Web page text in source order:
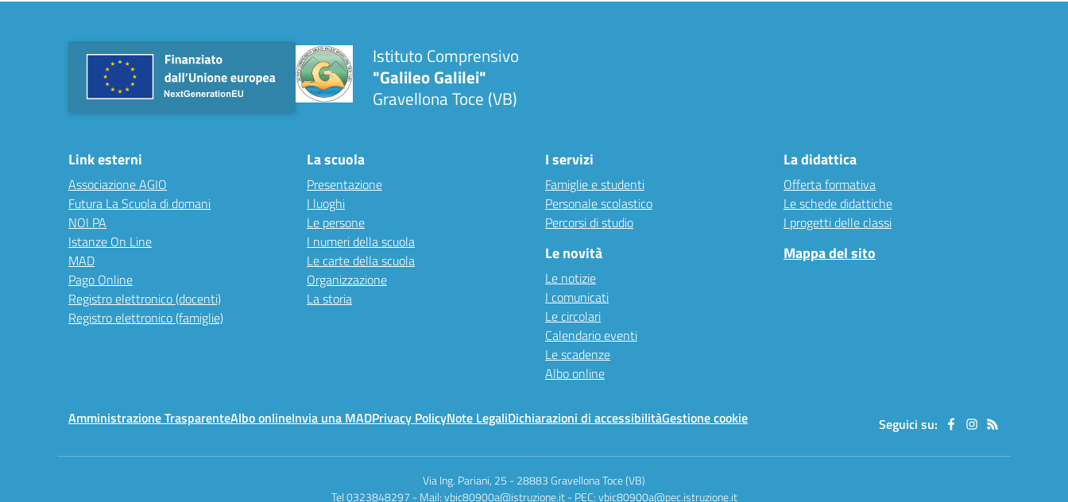
Istituto Comprensivo
"Galileo Galilei"
Gravellona Toce (VB)
Link esterni
Associazione AGIO
Futura La Scuola di domani
NOI PA
Istanze On Line
MAD
Pago Online
Registro elettronico (docenti)
Registro elettronico (famiglie)
La scuola
Presentazione
I luoghi
Le persone
I numeri della scuola
Le carte della scuola
Organizzazione
La storia
I servizi
Famiglie e studenti
Personale scolastico
Percorsi di studio
Le novità
Le notizie
I comunicati
Le circolari
Calendario eventi
Le scadenze
Albo online
La didattica
Offerta formativa
Le schede didattiche
I progetti delle classi
Mappa del sito
Amministrazione TrasparenteAlbo onlineInvia una MADPrivacy PolicyNote LegaliDichiarazioni di accessibilitàGestione cookie Seguici su:
Via Ing. Pariani, 25 -28883 Gravellona Toce (VB)
Tel 0323848297 - Mail:vbic80900a@istruzione.it - PEC:vbic80900a@pec.istruzione.it